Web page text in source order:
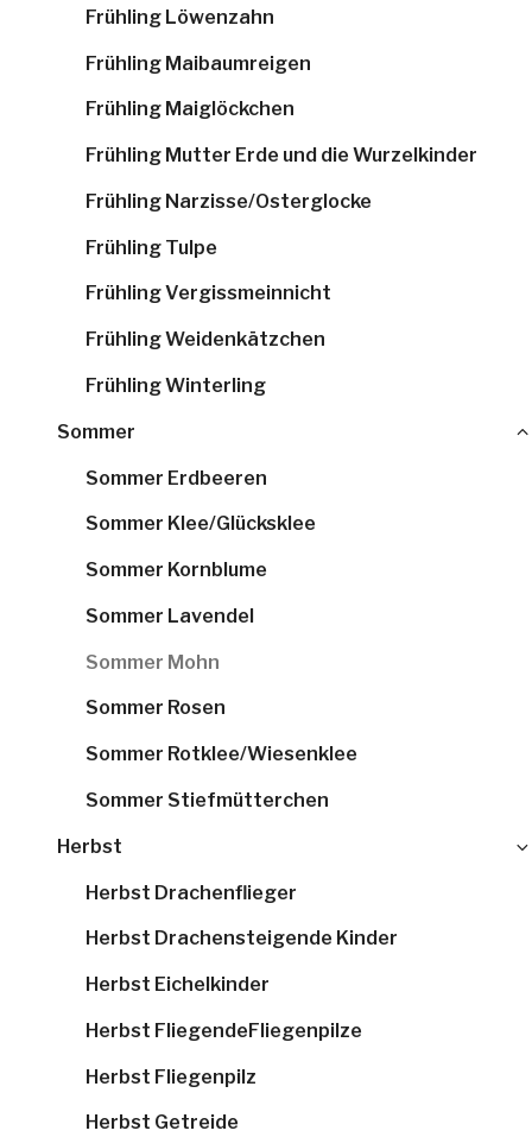
Frühling Löwenzahn
Frühling Maibaumreigen
Frühling Maiglöckchen
Frühling Mutter Erde und die Wurzelkinder
Frühling Narzisse/Osterglocke
Frühling Tulpe
Frühling Vergissmeinnicht
Frühling Weidenkätzchen
Frühling Winterling
Sommer
Sommer Erdbeeren
Sommer Klee/Glücksklee
Sommer Kornblume
Sommer Lavendel
Sommer Mohn
Sommer Rosen
Sommer Rotklee/Wiesenklee
Sommer Stiefmütterchen
Herbst
Herbst Drachenflieger
Herbst Drachensteigende Kinder
Herbst Eichelkinder
Herbst FliegendeFliegenpilze
Herbst Fliegenpilz
Herbst Getreide